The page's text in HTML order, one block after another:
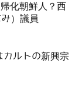
化朝鮮人？西
）議員
カルトの新興宗